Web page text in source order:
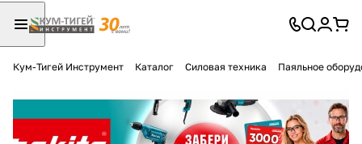
Кум-Тигей Инструмент Каталог Силовая техника Паяльное
Разбейте